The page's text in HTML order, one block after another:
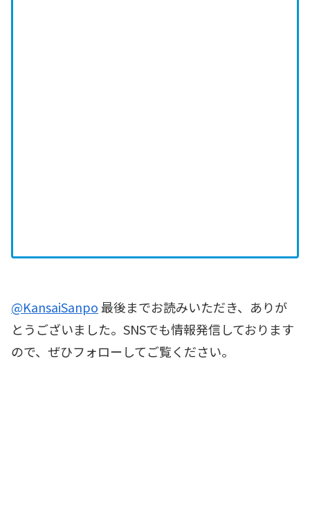
@KansaiSanpo最後までお読みいただき、ありが
とうございました。SNSでも情報発信しております
ので、ぜひフォローしてご覧ください。